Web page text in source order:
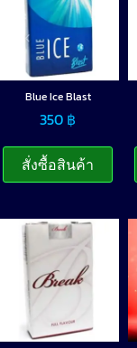
Blue Ice Blast
350 ฿
สั่งซื้อสินค้า